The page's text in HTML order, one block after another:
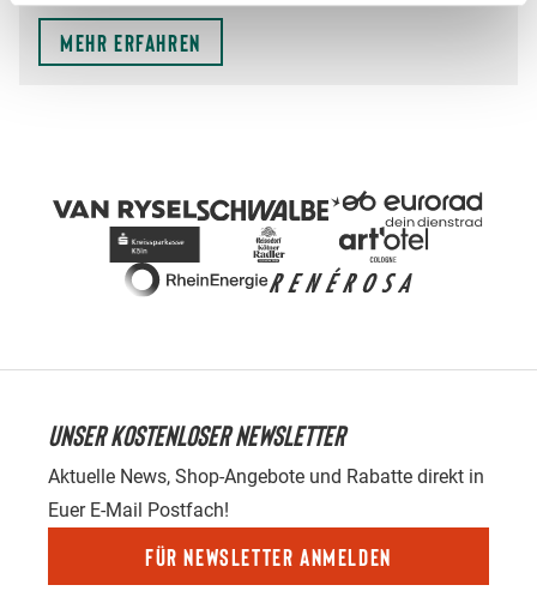
Mehr erfahren
UNSER KOSTENLOSER NEWSLETTER
Aktuelle News, Shop-Angebote und Rabatte direkt in
Euer E-Mail Postfach!
Für Newsletter anmelden